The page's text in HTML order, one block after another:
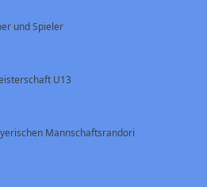
und Spieler
U13
Mannschaftsrandori